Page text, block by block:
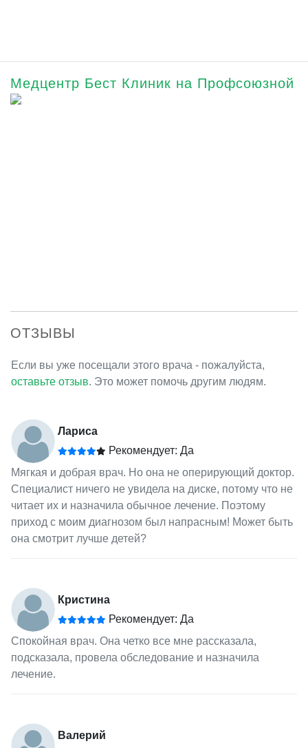
Медцентр Бест Клиник на Профсоюзной
ОТЗЫВЫ
Если вы уже посещали этого врача - пожалуйста,
оставьте отзыв. Это может помочь другим людям.
Лариса
Рекомендует: Да
Мягкая и добрая врач. Но она не оперирующий доктор.
Специалист ничего не увидела на диске, потому что не
читает их и назначила обычное лечение. Поэтому
приход с моим диагнозом был напрасным! Может быть
она смотрит лучше детей?
Кристина
Рекомендует: Да
Спокойная врач. Она четко все мне рассказала,
подсказала, провела обследование и назначила
лечение.
Валерий